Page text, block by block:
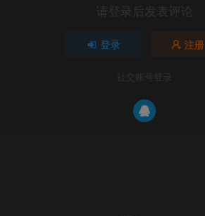
请登录后发表评论
登录 注册
社交账号登录